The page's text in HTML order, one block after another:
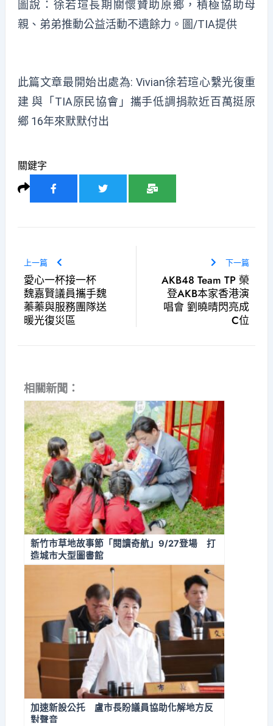
圖說：徐若瑄長期關懷贊助原鄉，積極協助母
親、弟弟推動公益活動不遺餘力。圖/TIA提供
此篇文章最開始出處為: Vivian徐若瑄心繫光復重
建 與「TIA原民協會」攜手低調捐款近百萬挺原
鄉 16年來默默付出
關鍵字
上一篇
愛心一杯接一杯
魏嘉賢議員攜手魏
蓁蓁與服務團隊送
暖光復災區
下一篇
AKB48 Team TP 榮
登AKB本家香港演
唱會 劉曉晴閃亮成
C位
相關新聞：
新竹市草地故事節「閱讀奇航」9/27登場 打
造城市大型圖書館
加速新設公托 盧市長盼議員協助化解地方反
對聲音